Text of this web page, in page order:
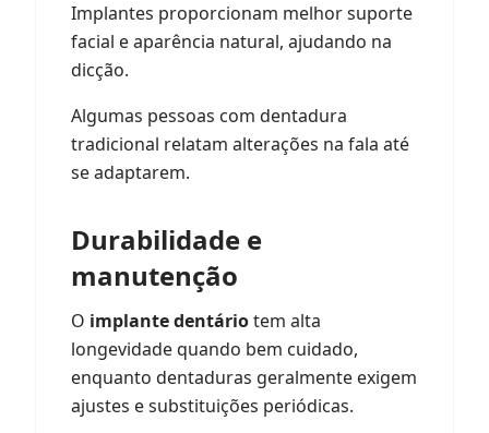
Implantes proporcionam melhor suporte
facial e aparência natural, ajudando na
dicção.
Algumas pessoas com dentadura
tradicional relatam alterações na fala até
se adaptarem.
Durabilidade e
manutenção
O implante dentáriotem alta
longevidade quando bem cuidado,
enquanto dentaduras geralmente exigem
ajustes e substituições periódicas.